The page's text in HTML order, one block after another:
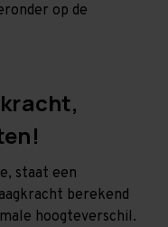
op de
staat een
berekend
hoogteverschil.